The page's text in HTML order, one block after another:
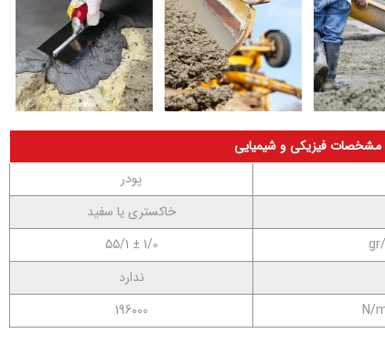
مشخصات فیزیکی و شیمیایی
پودر
خاکستری یا سفید
1/0 ± 55/1
ندارد
196000